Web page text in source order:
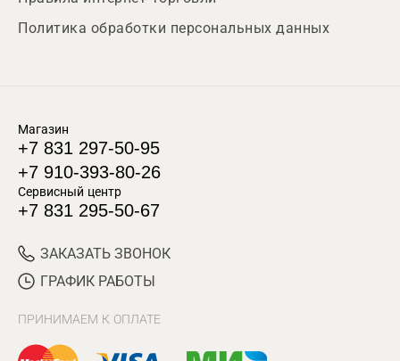
Политика обработки персональных данных
Магазин
+7 831 297-50-95
+7 910-393-80-26
Сервисный центр
+7 831 295-50-67
ЗАКАЗАТЬ ЗВОНОК
ГРАФИК РАБОТЫ
ПРИНИМАЕМ К ОПЛАТЕ